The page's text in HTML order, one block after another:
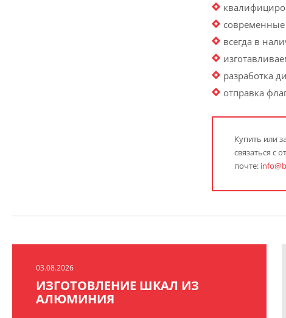
современные
всегда в
разработка
отправка
Купить или
связаться с
почте:
03.08.2026
ИЗГОТОВЛЕНИЕ ШКАЛ ИЗ
АЛЮМИНИЯ